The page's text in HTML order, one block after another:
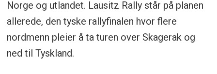
Norge og utlandet. Lausitz Rally står på planen
allerede, den tyske rallyfinalen hvor flere
nordmenn pleier å ta turen over Skagerak og
ned til Tyskland.